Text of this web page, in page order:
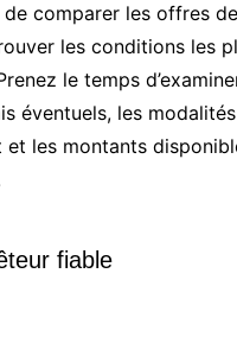
comparer les offres
les conditions les
le temps
éventuels, les
et les montants
fiable